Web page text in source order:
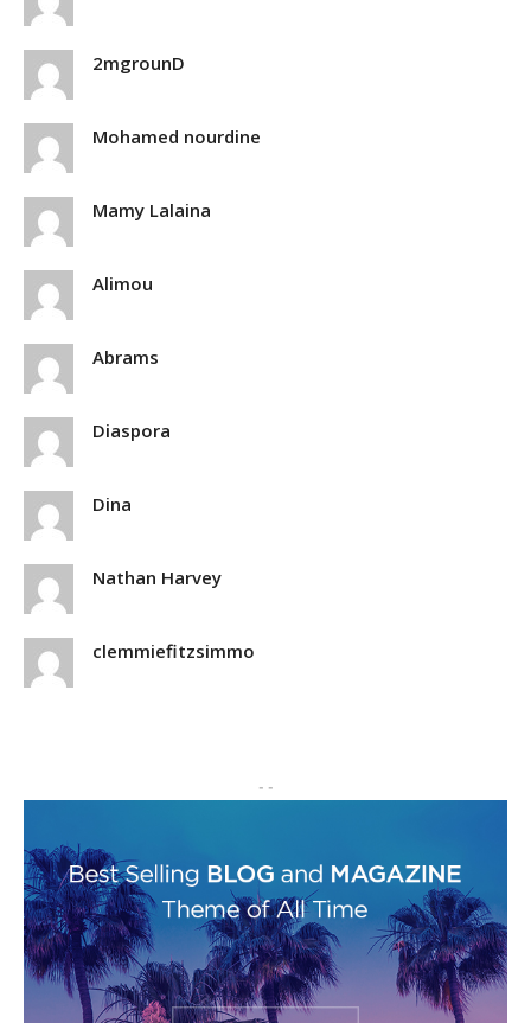
2mgrounD
Mohamed nourdine
Mamy Lalaina
Alimou
Abrams
Diaspora
Dina
Nathan Harvey
clemmiefitzsimmo
- -